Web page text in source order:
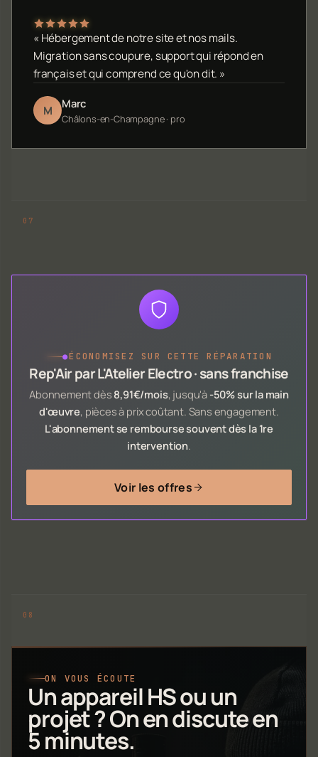
« Hébergement de notre site et nos mails.
Migration sans coupure, support qui répond en
français et qui comprend ce qu'on dit. »
M Marc
Châlons-en-Champagne · pro
●ÉCONOMISEZ SUR CETTE RÉPARATION
Rep'Air par L'Atelier Electro · sans franchise
Abonnement dès 8,91€/mois, jusqu'à -50% sur la main
d'œuvre, pièces à prix coûtant. Sans engagement.
L'abonnement se rembourse souvent dès la 1re
intervention.
Voir les offres
ON VOUS ÉCOUTE
Un appareil HS ou un
projet ? On en discute en
5 minutes.